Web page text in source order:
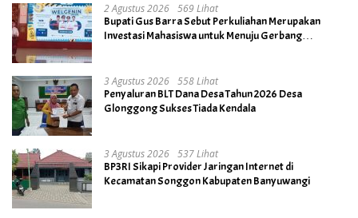
2 Agustus 2026 569 Lihat
Bupati Gus Barra Sebut Perkuliahan Merupakan
Investasi Mahasiswa untuk Menuju Gerbang
3 Agustus 2026 558 Lihat
Penyaluran BLT Dana Desa Tahun 2026 Desa
Glonggong Sukses Tiada Kendala
3 Agustus 2026 537 Lihat
BP3RI Sikapi Provider Jaringan Internet di
Kecamatan Songgon Kabupaten Banyuwangi